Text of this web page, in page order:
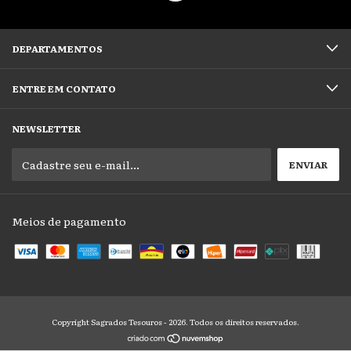
DEPARTAMENTOS
ENTRE EM CONTATO
NEWSLETTER
Meios de pagamento
Copyright Sagrados Tesouros - 2026. Todos os direitos reservados.